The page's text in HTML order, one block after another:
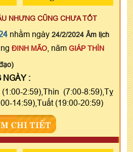
NHƯNG CŨNG CHƯA TỐT
nhằm ngày 24/2/2024 Âm lịch
ĐINH MÃO , năm GIÁP THÌN
NGÀY :
2:59),Thìn (7:00-8:59),Tỵ
14:59),Tuất (19:00-20:59)
CHI TIẾT